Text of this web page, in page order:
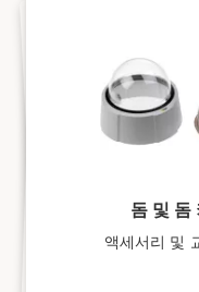
돔 및 돔
액세서리 및